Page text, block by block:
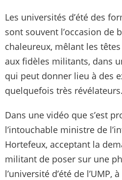
Les universités d’été des
sont souvent l’occasion de
chaleureux, mêlant les
aux fidèles militants, dans
qui peut donner lieu à des
quelquefois très
Dans une vidéo que s’est
l’intouchable ministre de
Hortefeux, acceptant la
militant de poser sur une
l’université d’été de l’UMP,